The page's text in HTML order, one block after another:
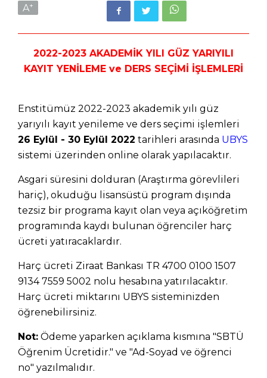
A+
2022-2023 AKADEMİK YILI GÜZ YARIYILI
KAYIT YENİLEME ve DERS SEÇİMİ İŞLEMLERİ
Enstitümüz 2022-2023 akademik yılı güz
yarıyılı kayıt yenileme ve ders seçimi işlemleri
26 Eylül - 30 Eylül 2022 tarihleri arasında UBYS
sistemi üzerinden online olarak yapılacaktır.
Asgari süresini dolduran (Araştırma görevlileri
hariç), okuduğu lisansüstü program dışında
tezsiz bir programa kayıt olan veya açıköğretim
programında kaydı bulunan öğrenciler harç
ücreti yatıracaklardır.
Harç ücreti Ziraat Bankası TR 4700 0100 1507
9134 7559 5002 nolu hesabına yatırılacaktır.
Harç ücreti miktarını UBYS sisteminizden
öğrenebilirsiniz.
Not: Ödeme yaparken açıklama kısmına "SBTÜ
Öğrenim Ücretidir." ve "Ad-Soyad ve öğrenci
no" yazılmalıdır.